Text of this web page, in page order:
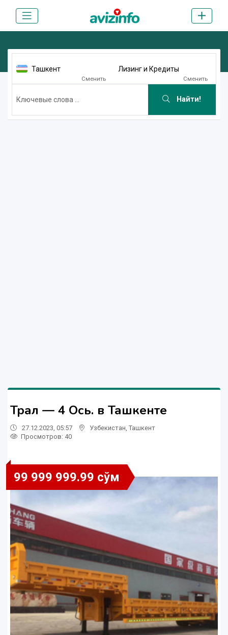
Ташкент
Сменить
Лизинг и Кредиты
Сменить
Найти!
Трал — 4 Ось. в Ташкенте
27.12.2023, 05:57 Узбекистан Ташкент
Просмотров: 40
99 999 999.99 сўм